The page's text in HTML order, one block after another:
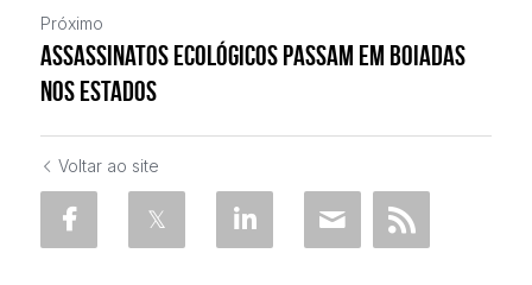
Próximo
Assassinatos ecológicos passam em boiadas
nos estados
Voltar ao site